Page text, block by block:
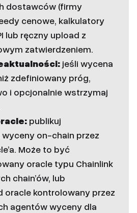
dostawców (firmy
cenowe, kalkulatory
lub ręczny upload z
zatwierdzeniem.
jeśli wycena
zdefiniowany próg,
i opcjonalnie wstrzymaj
publikuj
on-chain przez
Może to być
oracle typu Chainlink
chain’ów, lub
oracle kontrolowany przez
agentów wyceny dla